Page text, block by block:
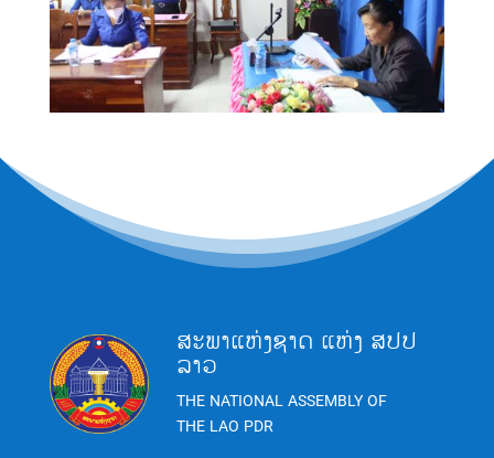
ສະພາແຫ່ງຊາດ ແຫ່ງ ສປປ
ລາວ
THE NATIONAL ASSEMBLY OF
THE LAO PDR